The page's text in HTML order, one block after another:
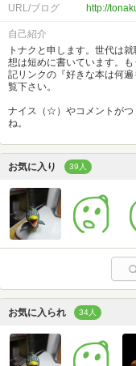
URL/ブログ http://
自己紹介
トナクと申します。世代は
想は短めに書いています。
記リンクの『好きな本は何
覧下さい。
ナイス（☆）やコメントがつ
ね。
お気に入り 39人
お気に入られ 34人